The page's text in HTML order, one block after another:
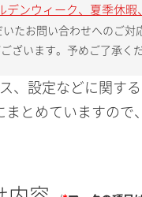
デンウィーク、夏季休暇
いたお問い合わせへのご対
ざいます。予めご了承く
、設定などに関す
まとめていますので